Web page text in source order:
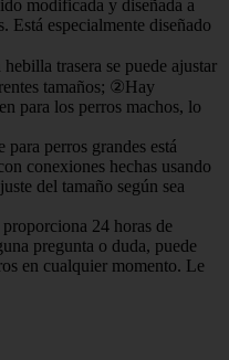
modificada y diseñada a
Está especialmente diseñado
trasera se puede ajustar
tamaños; ②Hay
para los perros machos, lo
para perros grandes está
conexiones hechas usando
del tamaño según sea
24 horas de
pregunta o duda, puede
en cualquier momento. Le